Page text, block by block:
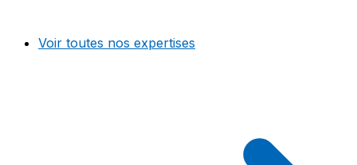
Voir toutes nos expertises